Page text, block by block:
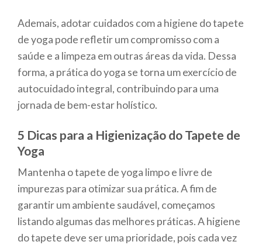
Ademais, adotar cuidados com a higiene do tapete
de yoga pode refletir um compromisso com a
saúde e a limpeza em outras áreas da vida. Dessa
forma, a prática do yoga se torna um exercício de
autocuidado integral, contribuindo para uma
jornada de bem-estar holístico.
5 Dicas para a Higienização do Tapete de
Yoga
Mantenha o tapete de yoga limpo e livre de
impurezas para otimizar sua prática. A fim de
garantir um ambiente saudável, começamos
listando algumas das melhores práticas. A higiene
do tapete deve ser uma prioridade, pois cada vez